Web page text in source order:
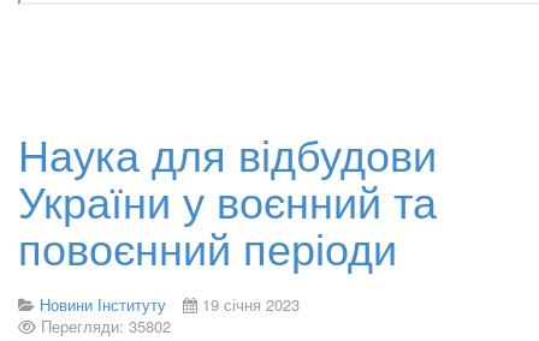
Наука для відбудови
України у воєнний та
повоєнний періоди
Новини Інституту
19 січня 2023
Перегляди: 35802